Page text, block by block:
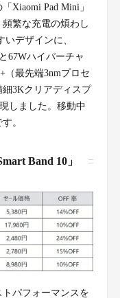
Xiaomi Pad Mini」
繁な充電の煩わし
デザインに、
67Wハイパーチャ
（最先端3nmプロセ
3Kクリアディスプ
しました。移動中
。
Band 10」
パフォーマンスを